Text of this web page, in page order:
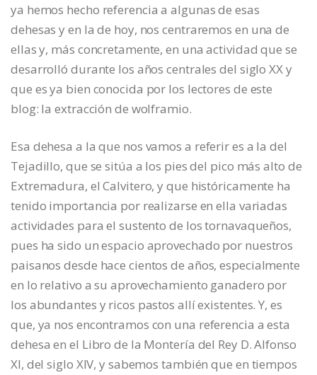
ya hemos hecho referencia a algunas de esas
dehesas y en la de hoy, nos centraremos en una de
ellas y, más concretamente, en una actividad que se
desarrolló durante los años centrales del siglo XX y
que es ya bien conocida por los lectores de este
blog: la extracción de wolframio.
Esa dehesa a la que nos vamos a referir es a la del
Tejadillo, que se sitúa a los pies del pico más alto de
Extremadura, el Calvitero, y que históricamente ha
tenido importancia por realizarse en ella variadas
actividades para el sustento de los tornavaqueños,
pues ha sido un espacio aprovechado por nuestros
paisanos desde hace cientos de años, especialmente
en lo relativo a su aprovechamiento ganadero por
los abundantes y ricos pastos allí existentes. Y, es
que, ya nos encontramos con una referencia a esta
dehesa en el Libro de la Montería del Rey D. Alfonso
XI, del siglo XIV, y sabemos también que en tiempos